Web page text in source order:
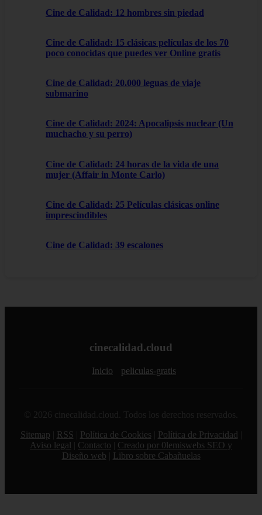
Cine de Calidad: 12 hombres sin piedad
Cine de Calidad: 15 clásicas películas de los 70
poco conocidas que puedes ver Online gratis
Cine de Calidad: 20.000 leguas de viaje
submarino
Cine de Calidad: 2024: Apocalipsis nuclear (Un
muchacho y su perro)
Cine de Calidad: 24 horas de la vida de una
mujer (Affair in Monte Carlo)
Cine de Calidad: 25 Películas clásicas online
imprescindibles
Cine de Calidad: 39 escalones
cinecalidad.cloud
Inicio peliculas-gratis
© 2026 cinecalidad.cloud. Todos los derechos reservados.
Sitemap
RSS Política de Cookies Política de Privacidad
Aviso legal
Contacto
Creado por 0lemiswebs SEO y
Diseño web
Libro sobre Cabañuelas